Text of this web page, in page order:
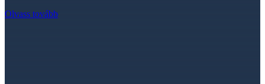
Olvass tovább